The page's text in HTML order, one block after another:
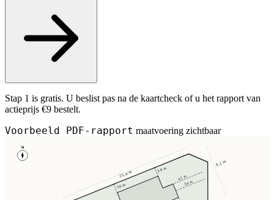
Stap 1 is gratis. U beslist pas na de kaartcheck of u het rapport van
actieprijs €9 bestelt.
Voorbeeld PDF-rapport maatvoering zichtbaar
N
3,8 m
3,8 m
3,4 m
4,1 m
25,4 m
9,1 m